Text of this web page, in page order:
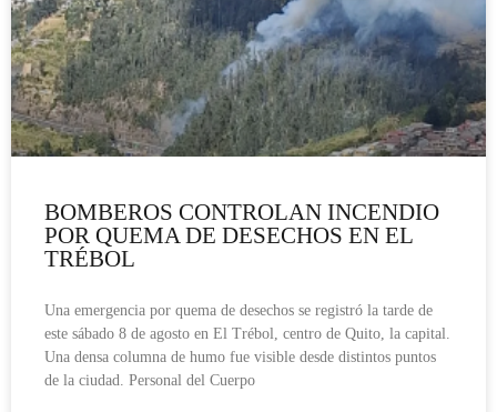
BOMBEROS CONTROLAN INCENDIO
POR QUEMA DE DESECHOS EN EL
TRÉBOL
Una emergencia por quema de desechos se registró la tarde de
este sábado 8 de agosto en El Trébol, centro de Quito, la capital.
Una densa columna de humo fue visible desde distintos puntos
de la ciudad. Personal del Cuerpo